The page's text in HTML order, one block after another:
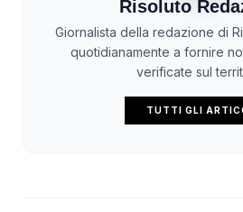
Risoluto
Giornalista della redazione di
quotidianamente a fornire
verificate sul
TUTTI GLI